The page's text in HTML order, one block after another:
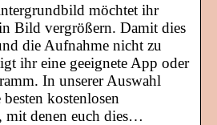
möchtet ihr
Bild vergrößern. Damit dies
die Aufnahme nicht zu
ihr eine geeignete App oder
In unserer Auswahl
kostenlosen
mit denen euch dies…